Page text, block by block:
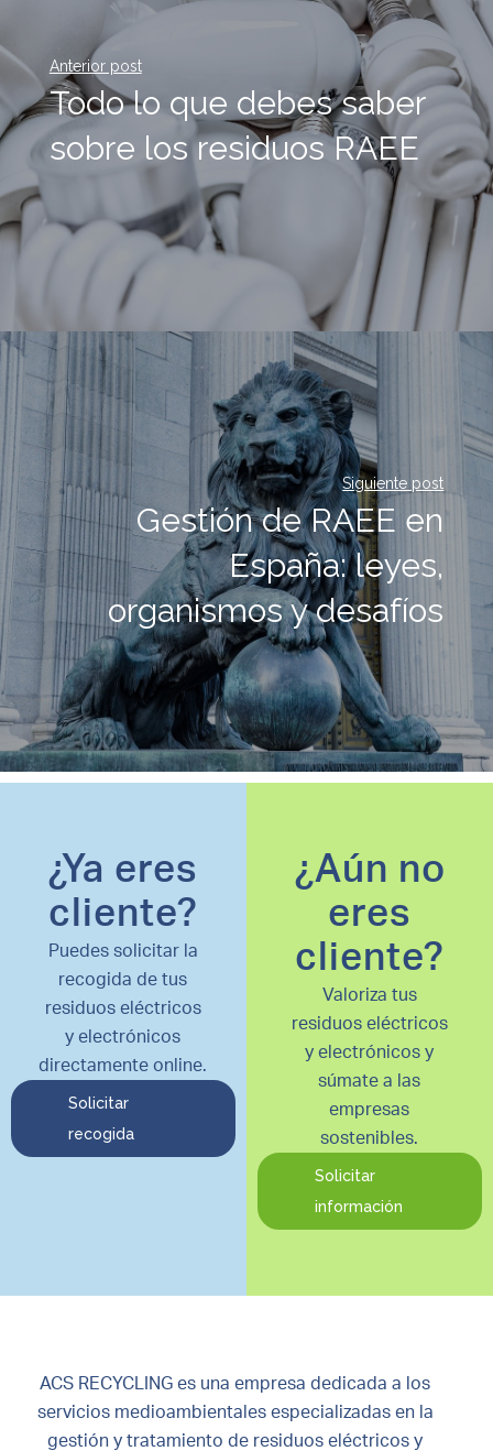
Anterior post
Todo lo que debes saber
sobre los residuos RAEE
Siguiente post
Gestión de RAEE en
España: leyes,
organismos y desafíos
¿Ya eres
cliente?
Puedes solicitar la
recogida de tus
residuos eléctricos
y electrónicos
directamente online.
Solicitar
recogida
¿Aún no
eres
cliente?
Valoriza tus
residuos eléctricos
y electrónicos y
súmate a las
empresas
sostenibles.
Solicitar
información
ACS RECYCLING es una empresa dedicada a los
servicios medioambientales especializadas en la
gestión y tratamiento de residuos eléctricos y